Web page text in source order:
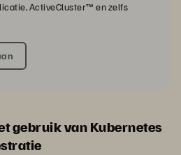
ActiveCluster™ en zelfs
gebruik van Kubernetes